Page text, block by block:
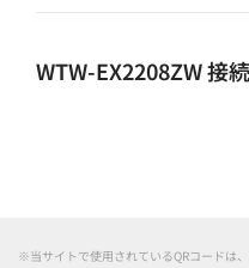
WTW-EX2208ZW 接
※当サイトで使用されているQRコードは